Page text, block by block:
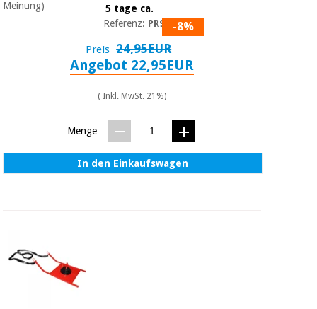
Meinung)
5 tage ca.
Referenz: PR99 -8%
Preis 24,95EUR
Angebot 22,95EUR
( Inkl. MwSt. 21%)
Menge
In den Einkaufswagen